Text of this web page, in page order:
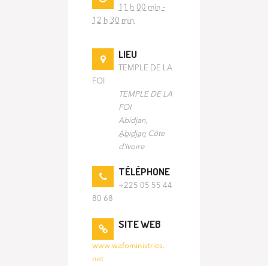
11 h 00 min -
12 h 30 min
LIEU
TEMPLE DE LA
FOI
TEMPLE DE LA
FOI
Abidjan
Abidjan Côte
d'Ivoire
TÉLÉPHONE
+225 05 55 44
80 68
SITE WEB
www.wafoministries.
net